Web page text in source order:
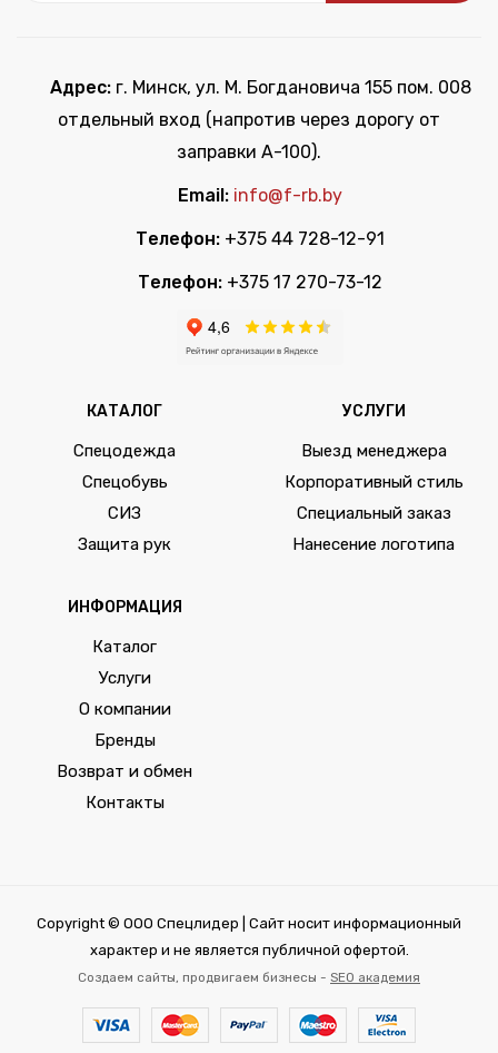
Адрес:г. Минск, ул. М. Богдановича 155 пом. 008
отдельный вход (напротив через дорогу от
заправки А-100).
Email: info@f-rb.by
Телефон: +375 44 728-12-91
Телефон: +375 17 270-73-12
КАТАЛОГ
Спецодежда
Спецобувь
СИЗ
Защита рук
УСЛУГИ
Выезд менеджера
Корпоративный стиль
Специальный заказ
Нанесение логотипа
ИНФОРМАЦИЯ
Каталог
Услуги
О компании
Бренды
Возврат и обмен
Контакты
Copyright © ООО Спецлидер | Сайт носит информационный
характер и не является публичной офертой.
Создаем сайты, продвигаем бизнесы - SEO академия